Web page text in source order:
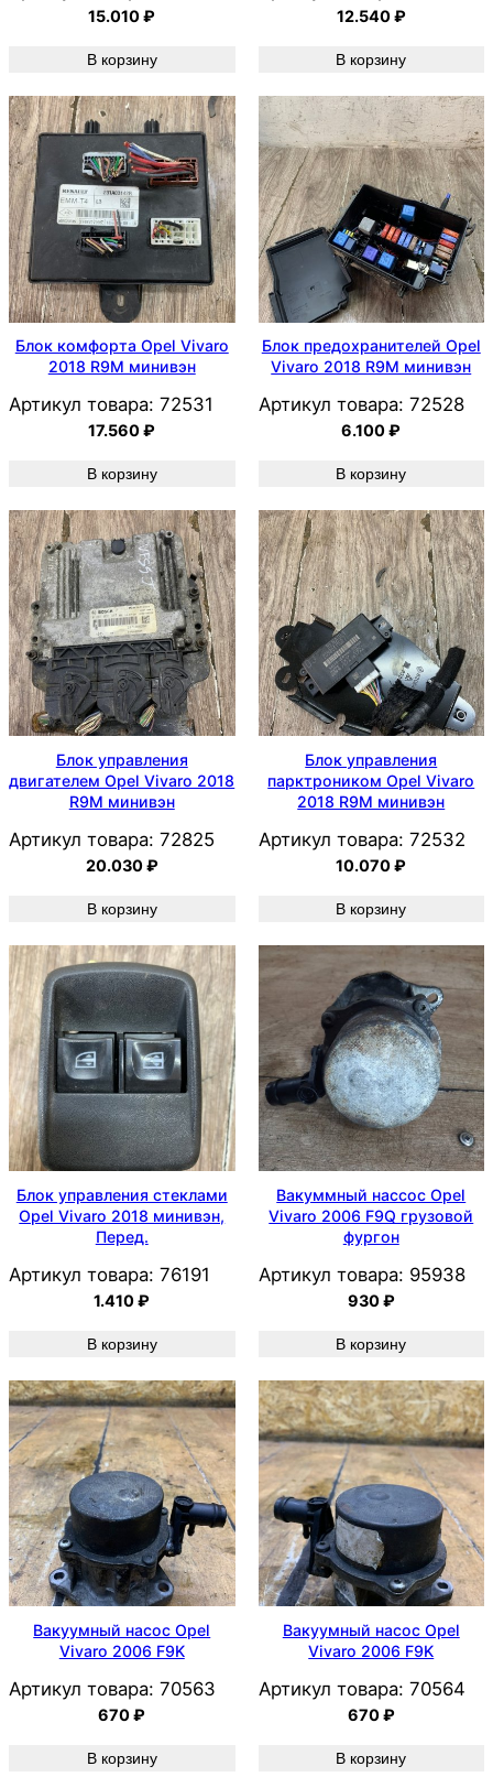
15.010₽
В корзину
12.540₽
В корзину
Блок комфорта Opel Vivaro
2018 R9M минивэн
Артикул товара: 72531
17.560₽
В корзину
Блок предохранителей Opel
Vivaro 2018 R9M минивэн
Артикул товара: 72528
6.100₽
В корзину
Блок управления
двигателем Opel Vivaro 2018
R9M минивэн
Артикул товара: 72825
20.030₽
В корзину
Блок управления
парктроником Opel Vivaro
2018 R9M минивэн
Артикул товара: 72532
10.070₽
В корзину
Блок управления стеклами
Opel Vivaro 2018 минивэн,
Перед.
Артикул товара: 76191
1.410₽
В корзину
Вакуммный нассос Opel
Vivaro 2006 F9Q грузовой
фургон
Артикул товара: 95938
930₽
В корзину
Вакуумный насос Opel
Vivaro 2006 F9K
Артикул товара: 70563
670₽
В корзину
Вакуумный насос Opel
Vivaro 2006 F9K
Артикул товара: 70564
670₽
В корзину